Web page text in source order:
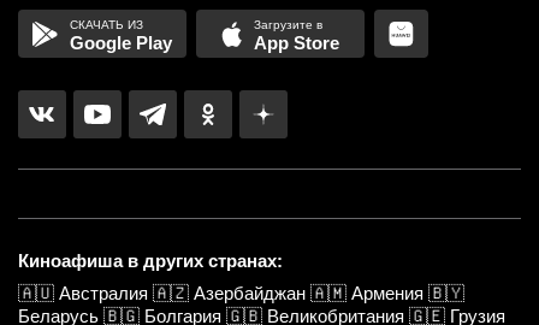
Google Play App Store
Киноафиша в других странах:
🇦🇺 Австралия 🇦🇿 Азербайджан 🇦🇲 Армения 🇧🇾
Беларусь 🇧🇬 Болгария 🇬🇧 Великобритания 🇬🇪 Грузия